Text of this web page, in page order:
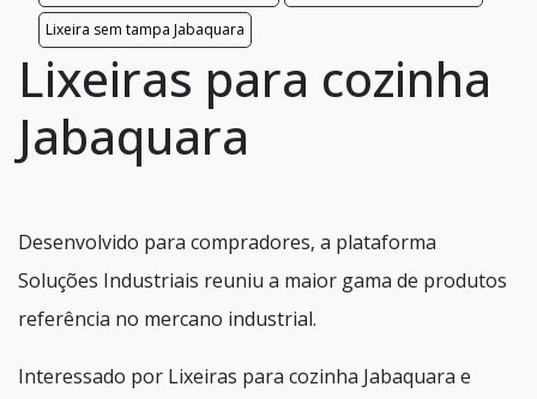
Lixeira sem tampa Jabaquara
Lixeiras para cozinha
Jabaquara
Desenvolvido para compradores, a plataforma
Soluções Industriais reuniu a maior gama de produtos
referência no mercano industrial.
Interessado por Lixeiras para cozinha Jabaquara e